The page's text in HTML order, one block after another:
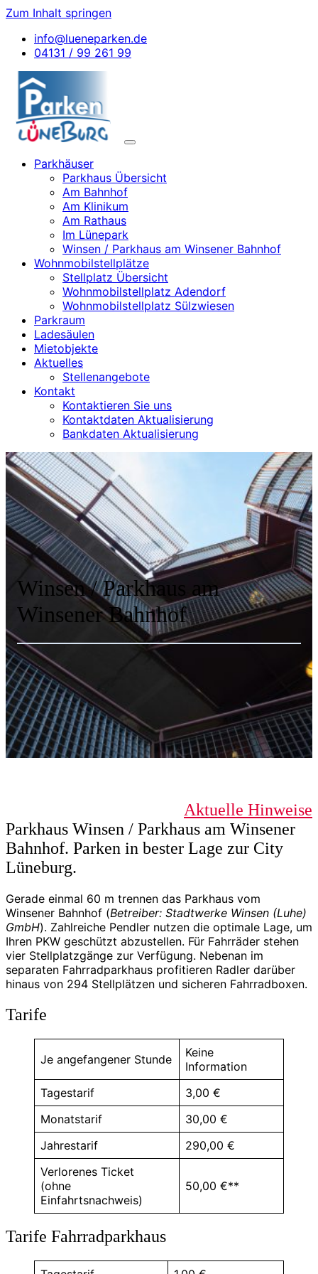
Zum Inhalt springen
info@lueneparken.de
04131 / 99 261 99
Parkhäuser
Parkhaus Übersicht
Am Bahnhof
Am Klinikum
Am Rathaus
Im Lünepark
Winsen / Parkhaus am Winsener Bahnhof
Wohnmobilstellplätze
Stellplatz Übersicht
Wohnmobilstellplatz Adendorf
Wohnmobilstellplatz Sülzwiesen
Parkraum
Ladesäulen
Mietobjekte
Aktuelles
Stellenangebote
Kontakt
Kontaktieren Sie uns
Kontaktdaten Aktualisierung
Bankdaten Aktualisierung
Winsen / Parkhaus am
Winsener Bahnhof
Aktuelle Hinweise
Parkhaus Winsen / Parkhaus am Winsener
Bahnhof. Parken in bester Lage zur City
Lüneburg.
Gerade einmal 60 m trennen das Parkhaus vom
Winsener Bahnhof (Betreiber: Stadtwerke Winsen (Luhe)
GmbH). Zahlreiche Pendler nutzen die optimale Lage, um
Ihren PKW geschützt abzustellen. Für Fahrräder stehen
vier Stellplatzgänge zur Verfügung. Nebenan im
separaten Fahrradparkhaus profitieren Radler darüber
hinaus von 294 Stellplätzen und sicheren Fahrradboxen.
Tarife
Je angefangener Stunde
Keine
Information
Tagestarif
3,00 €
Monatstarif
30,00 €
Jahrestarif
290,00 €
Verlorenes Ticket
(ohne
Einfahrtsnachweis)
50,00 €**
Tarife Fahrradparkhaus